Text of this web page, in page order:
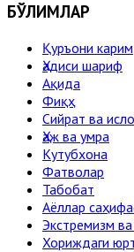
БЎЛИМЛАР
Қуръони карим
Ҳадиси шариф
Ақида
Фиқҳ
Сийрат ва
Ҳаж ва умра
Кутубхона
Фатволар
Табобат
Аёллар
Экстремизм
Хориждаги